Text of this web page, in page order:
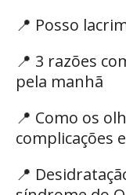
📍 Posso
📍 3 razões
pela manhã
📍 Como os
complicações
📍